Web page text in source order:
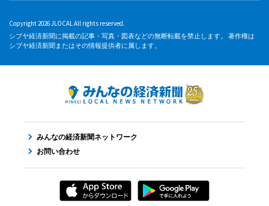
Copyright 2026 JLOCAL All rights reserved.
シブヤ経済新聞に掲載の記事・写真・図表などの無断転載を禁止します。 著作権は
シブヤ経済新聞またはその情報提供者に属します。
みんなの経済新聞ネットワーク
お問い合わせ